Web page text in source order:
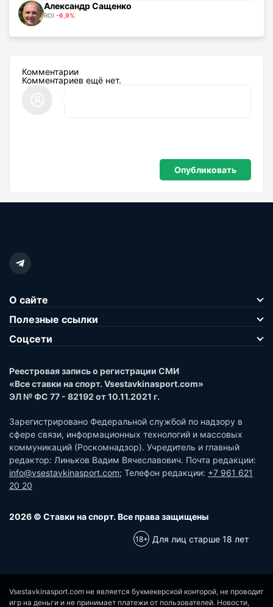
Александр Сащенко
ROI -6,9%
Комментарии
Комментариев ещё нет.
О сайте
Полезные ссылки
Соцсети
Реестровая запись о регистрации СМИ
«Все ставки на спорт. Vsestavkinasport.com»
ЭЛ № ФС 77 - 82192 от 10.11.2021 г.
Зарегистрировано Федеральной службой по надзору в
сфере связи, информационных технологий и массовых
коммуникаций (Роскомнадзор). Учредитель и главный
редактор: Линьков Вадим Вячеславович. Почта редакции:
info@vsestavkinasport.com; Телефон редакции: +7 961 621
20 20
2026 © Ставки на спорт. Все права защищены
Для лиц старше 18 лет
Vsestavkinasport.com не является букмекерской конторой, не проводит
игр на деньги и не принимает платежи от пользователей. Новости,